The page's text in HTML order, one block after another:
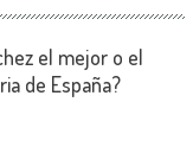
el mejor o el
de España?